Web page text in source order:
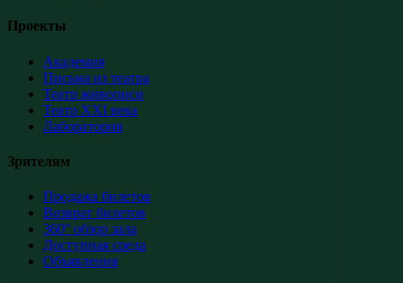
Проекты
Академия
Письма из театра
Театр живописи
Театр XXI века
Лаборатория
Зрителям
Продажа билетов
Возврат билетов
360° обзор зала
Доступная среда
Объявления